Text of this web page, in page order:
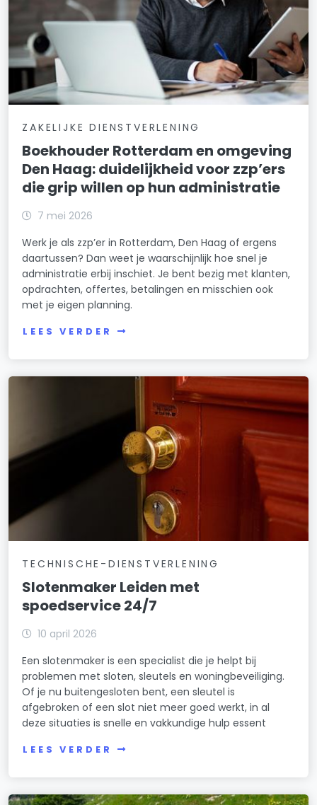
ZAKELIJKE DIENSTVERLENING
Boekhouder Rotterdam en omgeving
Den Haag: duidelijkheid voor zzp’ers
die grip willen op hun administratie
7 mei 2026
Werk je als zzp’er in Rotterdam, Den Haag of ergens
daartussen? Dan weet je waarschijnlijk hoe snel je
administratie erbij inschiet. Je bent bezig met klanten,
opdrachten, offertes, betalingen en misschien ook
met je eigen planning.
LEES VERDER
TECHNISCHE-DIENSTVERLENING
Slotenmaker Leiden met
spoedservice 24/7
10 april 2026
Een slotenmaker is een specialist die je helpt bij
problemen met sloten, sleutels en woningbeveiliging.
Of je nu buitengesloten bent, een sleutel is
afgebroken of een slot niet meer goed werkt, in al
deze situaties is snelle en vakkundige hulp essent
LEES VERDER